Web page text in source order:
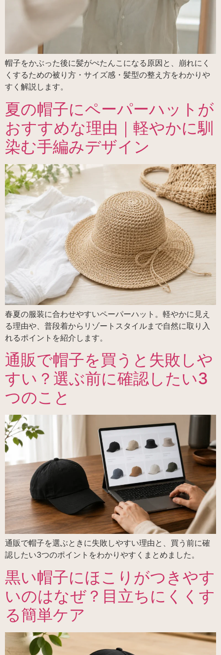
帽子をかぶった後に髪がぺたんこになる原因と、崩れにく
くするための被り方・サイズ感・髪型の整え方をわかりや
すく解説します。
夏の帽子にペーパーハットが
おすすめな理由｜軽やかに馴
染む手編みデザイン
春夏の服装に合わせやすいペーパーハット。軽やかに見え
る理由や、普段着からリゾートスタイルまで自然に取り入
れるポイントを紹介します。
通販で帽子を買うと失敗しや
すい？選ぶ前に確認したい3
つのこと
通販で帽子を選ぶときに失敗しやすい理由と、買う前に確
認したい3つのポイントをわかりやすくまとめました。
黒い帽子にほこりがつきやす
いのはなぜ？目立ちにくくす
る簡単ケア